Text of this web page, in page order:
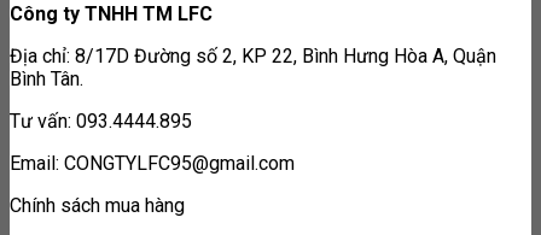
Công ty TNHH TM LFC
Địa chỉ: 8/17D Đường số 2, KP 22, Bình Hưng Hòa A, Quận
Bình Tân.
Tư vấn: 093.4444.895
Email: CONGTYLFC95@gmail.com
Chính sách mua hàng